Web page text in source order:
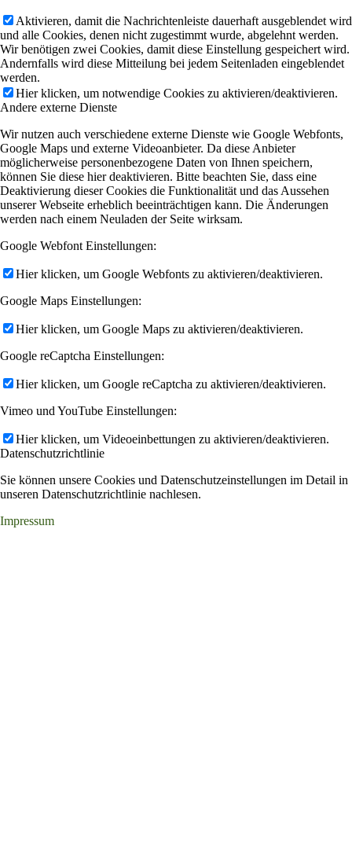
Aktivieren, damit die Nachrichtenleiste dauerhaft ausgeblendet wird
und alle Cookies, denen nicht zugestimmt wurde, abgelehnt werden.
Wir benötigen zwei Cookies, damit diese Einstellung gespeichert wird.
Andernfalls wird diese Mitteilung bei jedem Seitenladen eingeblendet
werden.
Hier klicken, um notwendige Cookies zu aktivieren/deaktivieren.
Andere externe Dienste
Wir nutzen auch verschiedene externe Dienste wie Google Webfonts,
Google Maps und externe Videoanbieter. Da diese Anbieter
möglicherweise personenbezogene Daten von Ihnen speichern,
können Sie diese hier deaktivieren. Bitte beachten Sie, dass eine
Deaktivierung dieser Cookies die Funktionalität und das Aussehen
unserer Webseite erheblich beeinträchtigen kann. Die Änderungen
werden nach einem Neuladen der Seite wirksam.
Google Webfont Einstellungen:
Hier klicken, um Google Webfonts zu aktivieren/deaktivieren.
Google Maps Einstellungen:
Hier klicken, um Google Maps zu aktivieren/deaktivieren.
Google reCaptcha Einstellungen:
Hier klicken, um Google reCaptcha zu aktivieren/deaktivieren.
Vimeo und YouTube Einstellungen:
Hier klicken, um Videoeinbettungen zu aktivieren/deaktivieren.
Datenschutzrichtlinie
Sie können unsere Cookies und Datenschutzeinstellungen im Detail in
unseren Datenschutzrichtlinie nachlesen.
Impressum